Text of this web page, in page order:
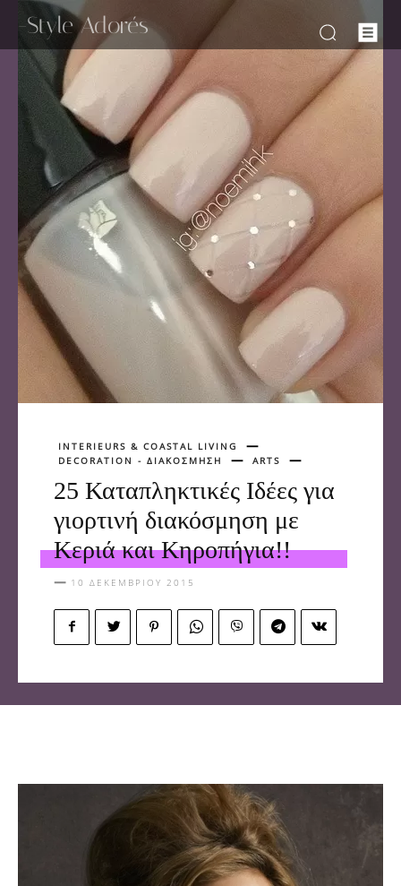
-Style Adorés
INTERIEURS & COASTAL LIVING
DECORATION - ΔΙΑΚΟΣΜΗΣΗ
ARTS
25 Καταπληκτικές Ιδέες για
γιορτινή διακόσμηση με
Κεριά και Κηροπήγια!!
10 ΔΕΚΕΜΒΡΊΟΥ 2015